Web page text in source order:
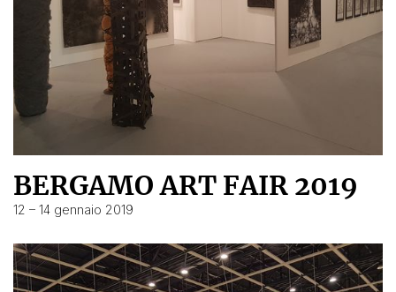
BERGAMO ART FAIR 2019
12 – 14 gennaio 2019